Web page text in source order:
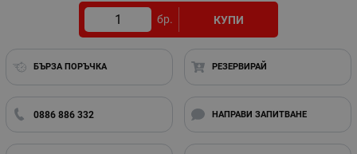
бр. КУПИ
БЪРЗА ПОРЪЧКА РЕЗЕРВИРАЙ
0886 886 332 НАПРАВИ ЗАПИТВАНЕ